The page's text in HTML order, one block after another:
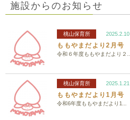
施設からのお知らせ
桃山保育所 2025.2.10
ももやまだより2月号
令和６年度ももやまだより２...
桃山保育所 2025.1.21
ももやまだより1月号
令和6年度ももやまだより1...